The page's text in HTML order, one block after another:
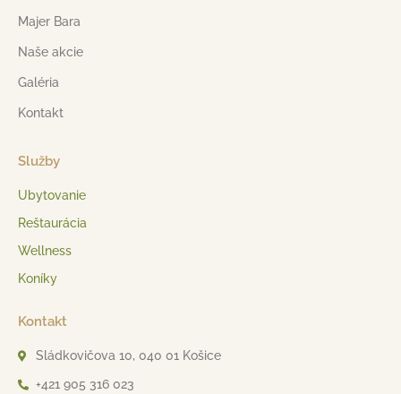
Majer Bara
Naše akcie
Galéria
Kontakt
Služby
Ubytovanie
Reštaurácia
Wellness
Koníky
Kontakt
Sládkovičova 10, 040 01 Košice
+421 905 316 023